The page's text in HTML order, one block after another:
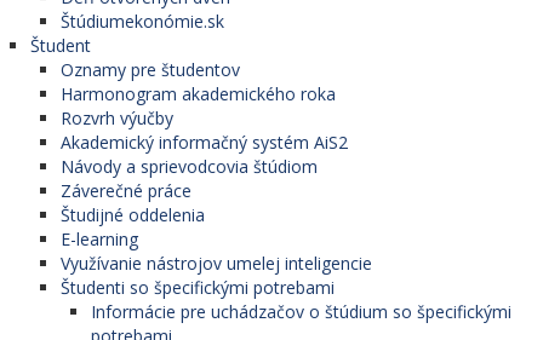
Štúdiumekonómie.sk
Študent
Oznamy pre študentov
Harmonogram akademického roka
Rozvrh výučby
Akademický informačný systém AiS2
Návody a sprievodcovia štúdiom
Záverečné práce
Študijné oddelenia
E-learning
Využívanie nástrojov umelej inteligencie
Študenti so špecifickými potrebami
Informácie pre uchádzačov o štúdium so špecifickými